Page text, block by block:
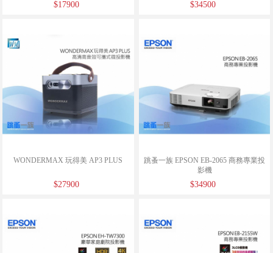
$17900 $34500
WONDERMAX 玩得美 AP3 PLUS
$27900
跳蚤一族 EPSON EB-2065 商務專業投
影機
$34900